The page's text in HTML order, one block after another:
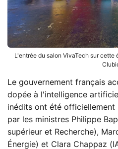
L'entrée du salon VivaTech sur
Le gouvernement français
dopée à l'intelligence
inédits ont été officiellement
par les ministres Philippe
supérieur et Recherche),
Énergie) et Clara Chappaz